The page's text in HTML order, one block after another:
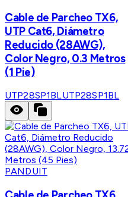
Cable de Parcheo TX6,
UTP Cat6, Diámetro
Reducido (28AWG),
Color Negro, 0.3 Metros
(1 Pie)
UTP28SP1BLUTP28SP1BL
PANDUIT